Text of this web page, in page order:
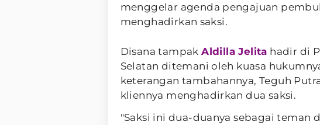
menggelar agenda pengajuan
menghadirkan saksi.
Disana tampakAldilla Jelita hadir di
Selatan ditemani oleh kuasa
keterangan tambahannya, Teguh
kliennya menghadirkan dua saksi.
"Saksi ini dua-duanya sebagai teman